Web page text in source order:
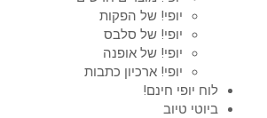
יופי! של הפקות
יופי! של סלבס
יופי! של אופנה
יופי! ארכיון כתבות
לוח יופי חינם!
ביוטי טיוב